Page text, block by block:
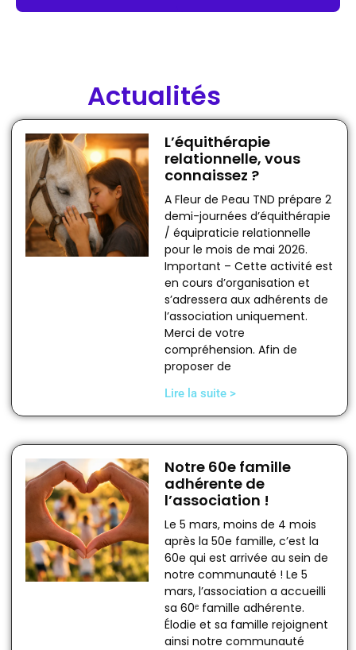
Actualités
L’équithérapie
relationnelle, vous
connaissez ?
A Fleur de Peau TND prépare 2
demi-journées d’équithérapie
/ équipraticie relationnelle
pour le mois de mai 2026.
Important – Cette activité est
en cours d’organisation et
s’adressera aux adhérents de
l’association uniquement.
Merci de votre
compréhension. Afin de
proposer de
Lire la suite >
Notre 60e famille
adhérente de
l’association !
Le 5 mars, moins de 4 mois
après la 50e famille, c’est la
60e qui est arrivée au sein de
notre communauté ! Le 5
mars, l’association a accueilli
sa 60ᵉ famille adhérente.
Élodie et sa famille rejoignent
ainsi notre communauté